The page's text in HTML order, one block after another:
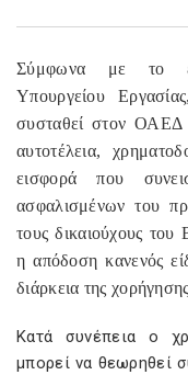
Σύμφωνα με το
Υπουργείου
συσταθεί στον ΟΑΕΔ
αυτοτέλεια,
εισφορά που
ασφαλισμένων του
τους δικαιούχους του
η απόδοση κανενός
διάρκεια της
Κατά συνέπεια ο
μπορεί να θεωρηθεί